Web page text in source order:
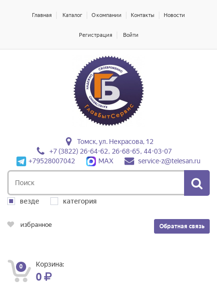
Главная Каталог О компании Контакты Новости
Регистрация Войти
Томск, ул. Некрасова, 12
+7 (3822) 26-64-62, 26-68-65, 44-03-07
+79528007042
MAX service-z@telesan.ru
везде категория
Обратная связь
избранное
0 Корзина:
0